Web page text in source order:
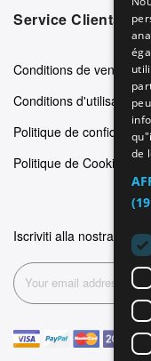
Service Clients
Conditions de vente
Conditions d'utilisation
Politique de
Politique de Cookie
Iscriviti alla nostra
de